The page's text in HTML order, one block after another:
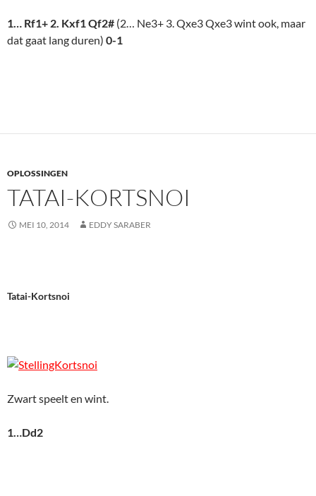
1… Rf1+ 2. Kxf1 Qf2# (2… Ne3+ 3. Qxe3 Qxe3 wint ook, maar
dat gaat lang duren) 0-1
OPLOSSINGEN
TATAI-KORTSNOI
MEI 10, 2014 EDDY SARABER
Tatai-Kortsnoi
Zwart speelt en wint.
1…Dd2